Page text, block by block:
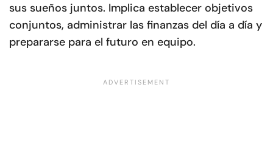
sus sueños juntos. Implica establecer objetivos
conjuntos, administrar las finanzas del día a día y
prepararse para el futuro en equipo.